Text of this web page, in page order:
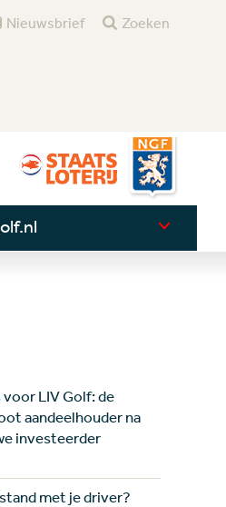
Nieuwsbrief Zoeken
LIV Golf: de
aandeelhouder na
investeerder
met je driver?